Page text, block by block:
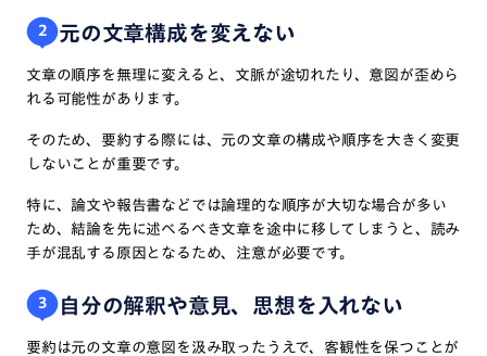
2 元の文章構成を変えない
文章の順序を無理に変えると、文脈が途切れたり、意図が歪めら
れる可能性があります。
そのため、要約する際には、元の文章の構成や順序を大きく変更
しないことが重要です。
特に、論文や報告書などでは論理的な順序が大切な場合が多い
ため、結論を先に述べるべき文章を途中に移してしまうと、読み
手が混乱する原因となるため、注意が必要です。
3 自分の解釈や意見、思想を入れない
要約は元の文章の意図を汲み取ったうえで、客観性を保つことが